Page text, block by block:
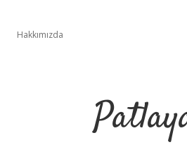
Hakkımızda